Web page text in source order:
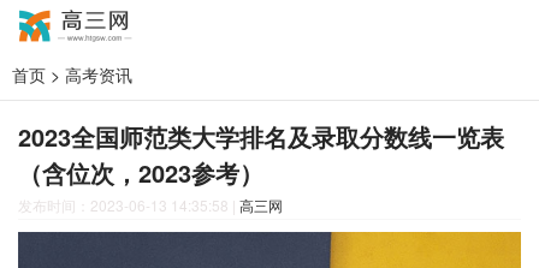
首页 > 高考资讯
2023全国师范类大学排名及录取分数线一览表
（含位次，2023参考）
发布时间：2023-06-13 14:35:58 | 高三网